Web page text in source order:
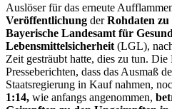
Auslöser für das erneute
Veröffentlichung derRohdaten zu
Bayerische Landesamt für
Lebensmittelsicherheit (LGL),
Zeit gesträubt hatte, dies zu tun. Die
Presseberichten, dass das Ausmaß
Staatsregierung in Kauf nahmen,
1:14, wie anfangs angenommen,